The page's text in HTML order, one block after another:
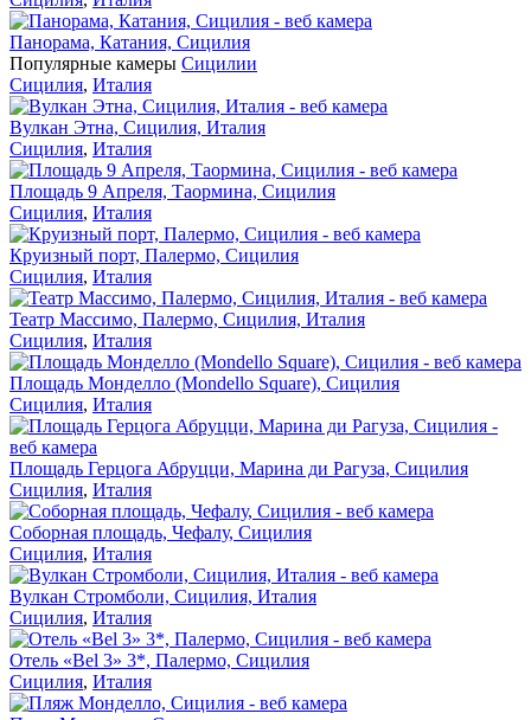
Панорама, Катания, Сицилия
Популярные камеры Сицилии
Сицилия, Италия
Вулкан Этна, Сицилия, Италия
Сицилия, Италия
Площадь 9 Апреля, Таормина, Сицилия
Сицилия, Италия
Круизный порт, Палермо, Сицилия
Сицилия, Италия
Театр Массимо, Палермо, Сицилия, Италия
Сицилия, Италия
Площадь Монделло (Mondello Square), Сицилия
Сицилия, Италия
Площадь Герцога Абруцци, Марина ди Рагуза, Сицилия
Сицилия, Италия
Соборная площадь, Чефалу, Сицилия
Сицилия, Италия
Вулкан Стромболи, Сицилия, Италия
Сицилия, Италия
Отель «Bel 3» 3*, Палермо, Сицилия
Сицилия, Италия